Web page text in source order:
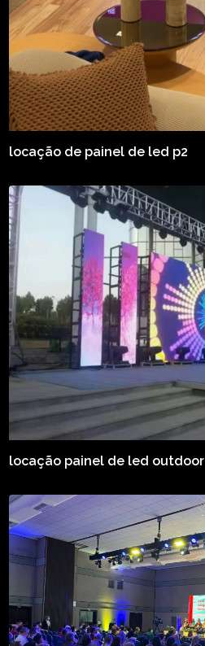
locação de painel de led p2
locação painel de led outdoor